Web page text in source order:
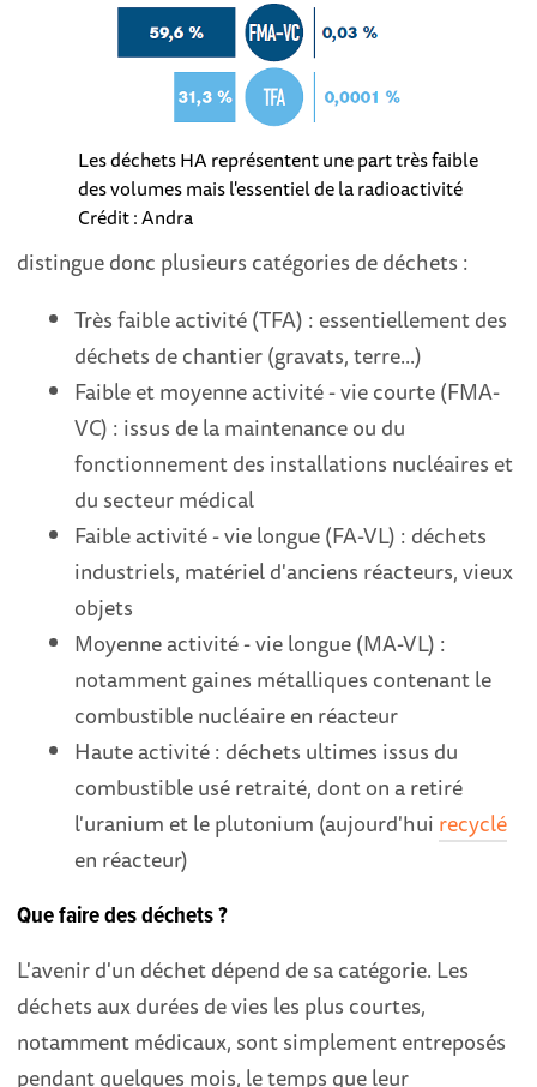
Les déchets HA représentent une part très faible
des volumes mais l'essentiel de la radioactivité
Crédit : Andra
distingue donc plusieurs catégories de déchets :
Très faible activité (TFA) : essentiellement des
déchets de chantier (gravats, terre...)
Faible et moyenne activité - vie courte (FMA-
VC) : issus de la maintenance ou du
fonctionnement des installations nucléaires et
du secteur médical
Faible activité - vie longue (FA-VL) : déchets
industriels, matériel d'anciens réacteurs, vieux
objets
Moyenne activité - vie longue (MA-VL) :
notamment gaines métalliques contenant le
combustible nucléaire en réacteur
Haute activité : déchets ultimes issus du
combustible usé retraité, dont on a retiré
l'uranium et le plutonium (aujourd'hui recyclé
en réacteur)
Que faire des déchets ?
L'avenir d'un déchet dépend de sa catégorie. Les
déchets aux durées de vies les plus courtes,
notamment médicaux, sont simplement entreposés
pendant quelques mois, le temps que leur